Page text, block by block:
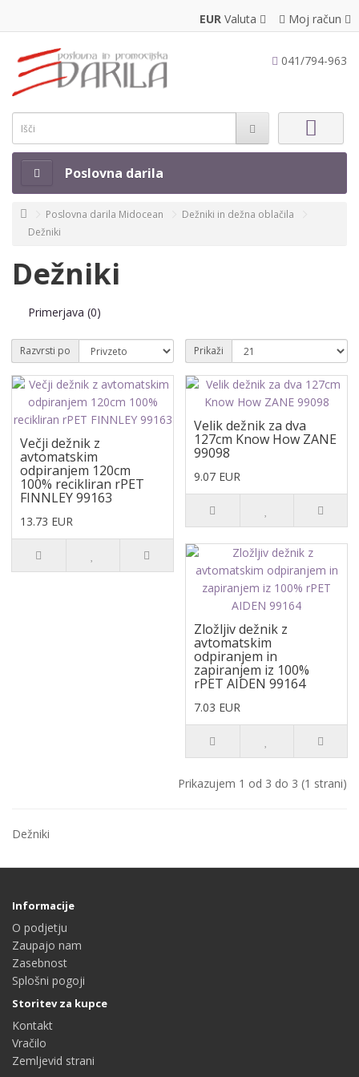
EUR Valuta Moj račun
041/794-963
Poslovna darila
Poslovna darila Midocean
Dežniki in dežna oblačila
Dežniki
Dežniki
Primerjava (0)
Razvrsti po Prikaži
Večji dežnik z
avtomatskim
odpiranjem 120cm
100% recikliran rPET
FINNLEY 99163
13.73 EUR
Velik dežnik za dva
127cm Know How ZANE
99098
9.07 EUR
Zložljiv dežnik z
avtomatskim
odpiranjem in
zapiranjem iz 100%
rPET AIDEN 99164
7.03 EUR
Prikazujem 1 od 3 do 3 (1 strani)
Dežniki
Informacije
O podjetju
Zaupajo nam
Zasebnost
Splošni pogoji
Storitev za kupce
Kontakt
Vračilo
Zemljevid strani